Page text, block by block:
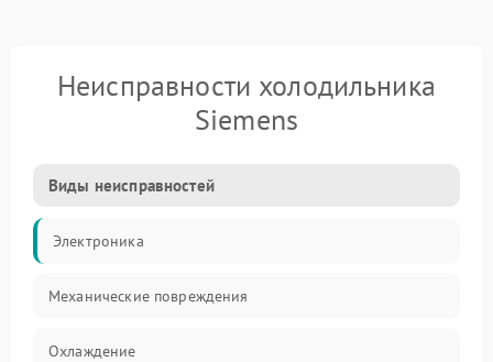
Неисправности холодильника
Siemens
Виды неисправностей
Электроника
Механические повреждения
Охлаждение